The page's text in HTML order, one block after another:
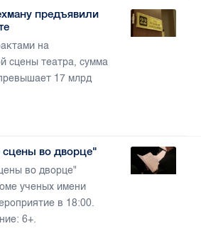
предъявили
на
сцены театра, сумма
17 млрд
во дворце"
во дворце"
ученых имени
в 18:00.
6+.